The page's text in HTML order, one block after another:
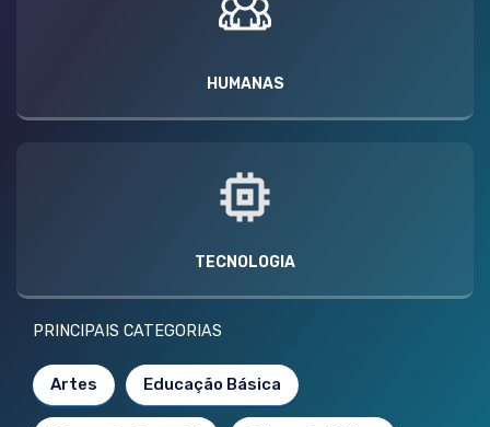
HUMANAS
TECNOLOGIA
PRINCIPAIS CATEGORIAS
Artes Educação Básica